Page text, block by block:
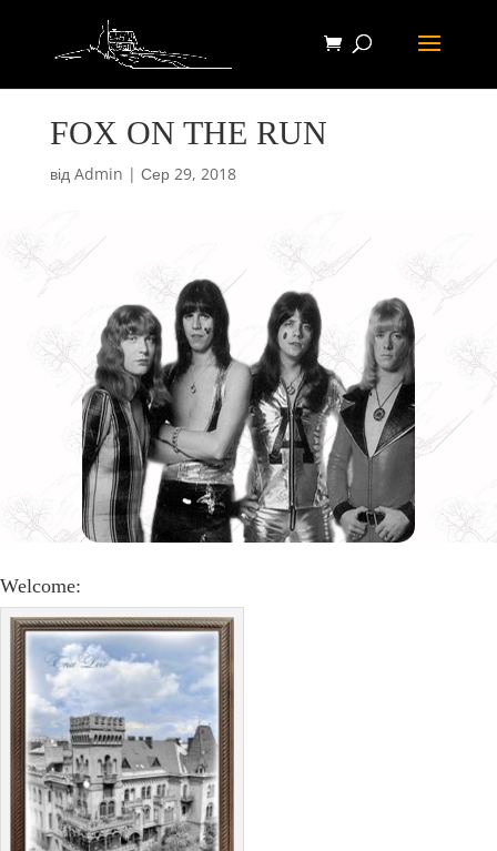
FOX ON THE RUN
від Admin | Сер 29, 2018
Welcome: